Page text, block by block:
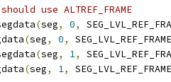
use ALTREF_FRAME
(seg, 0,
(seg, 0,
SEG_LVL_REF_FRAME
(seg, 1,
(seg, 1, SEG_LVL_REF_FRAME